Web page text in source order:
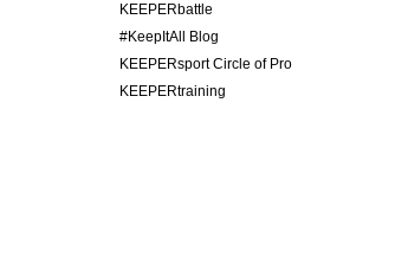
KEEPERbattle
#KeepItAll Blog
KEEPERsport Circle of Pro
KEEPERtraining